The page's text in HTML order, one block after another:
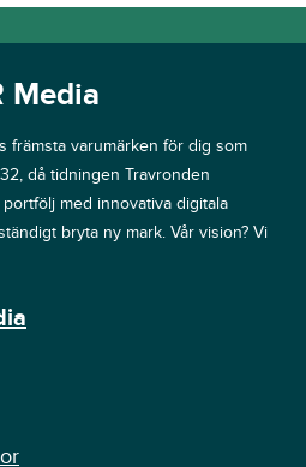
Media
främsta varumärken för dig som
då tidningen Travronden
med innovativa digitala
bryta ny mark. Vår vision? Vi